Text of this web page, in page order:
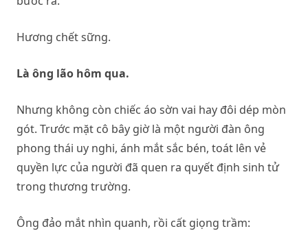
Hương chết sững.
Là ông lão hôm qua.
Nhưng không còn chiếc áo sờn vai hay đôi dép mòn
gót. Trước mặt cô bây giờ là một người đàn ông
phong thái uy nghi, ánh mắt sắc bén, toát lên vẻ
quyền lực của người đã quen ra quyết định sinh tử
trong thương trường.
Ông đảo mắt nhìn quanh, rồi cất giọng trầm: